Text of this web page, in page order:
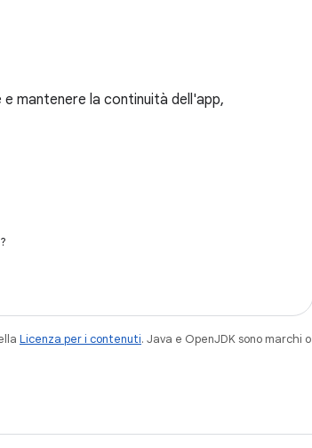
mantenere la continuità dell'app,
Licenza per i contenuti. Java e OpenJDK sono marchi o